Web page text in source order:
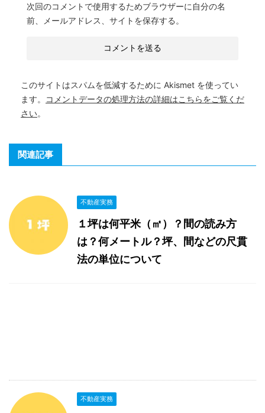
次回のコメントで使用するためブラウザーに自分の名
前、メールアドレス、サイトを保存する。
このサイトはスパムを低減するために Akismet を使ってい
ます。
コメントデータの処理方法の詳細はこちらをご覧くだ
さい。
関連記事
不動産実務
１坪は何平米（㎡）？間の読み方
は？何メートル？坪、間などの尺貫
法の単位について
不動産実務